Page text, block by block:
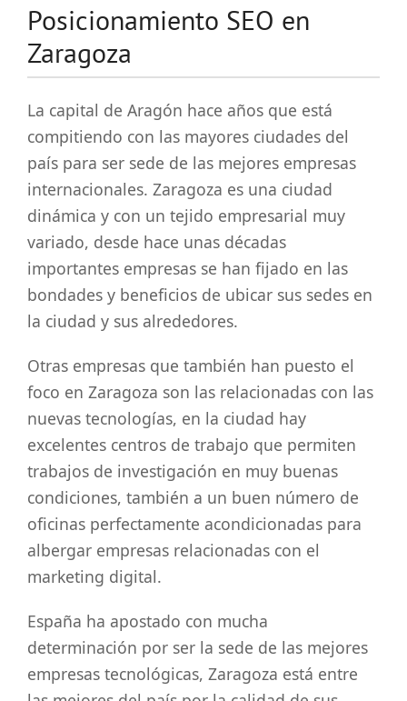
Posicionamiento SEO en
Zaragoza
La capital de Aragón hace años que está
compitiendo con las mayores ciudades del
país para ser sede de las mejores empresas
internacionales. Zaragoza es una ciudad
dinámica y con un tejido empresarial muy
variado, desde hace unas décadas
importantes empresas se han fijado en las
bondades y beneficios de ubicar sus sedes en
la ciudad y sus alrededores.
Otras empresas que también han puesto el
foco en Zaragoza son las relacionadas con las
nuevas tecnologías, en la ciudad hay
excelentes centros de trabajo que permiten
trabajos de investigación en muy buenas
condiciones, también a un buen número de
oficinas perfectamente acondicionadas para
albergar empresas relacionadas con el
marketing digital.
España ha apostado con mucha
determinación por ser la sede de las mejores
empresas tecnológicas, Zaragoza está entre